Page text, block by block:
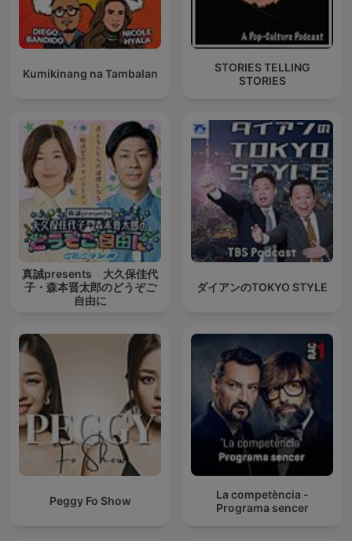
Kumikinang na Tambalan
STORIES TELLING
STORIES
真誠presents 大久保佳代
子・森本晋太郎のどうぞご
自由に
ダイアンのTOKYO STYLE
Peggy Fo Show
La competència -
Programa sencer